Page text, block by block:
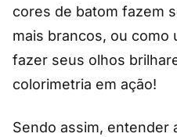
cores de batom fazem
mais brancos, ou como
fazer seus olhos
colorimetria em ação!
Sendo assim, entender